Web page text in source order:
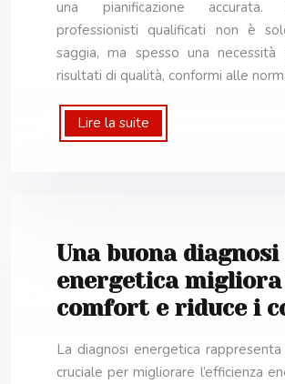
una pianificazione
professionisti qualificati non è
saggia, ma spesso una necessità
risultati di qualità, conformi alle
Lire la suite
Una buona diagnosi
energetica
comfort e riduce i
La diagnosi energetica
cruciale per migliorare l’efficienza